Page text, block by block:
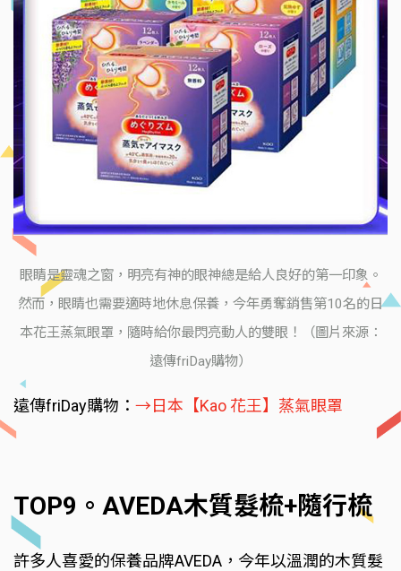
眼睛是靈魂之窗，明亮有神的眼神總是給人良好的第一印象。
然而，眼睛也需要適時地休息保養，今年勇奪銷售第10名的日
本花王蒸氣眼罩，隨時給你最閃亮動人的雙眼！（圖片來源：
遠傳friDay購物）
遠傳friDay購物： →日本【Kao 花王】蒸氣眼罩
TOP9。AVEDA木質髮梳+隨行梳
許多人喜愛的保養品牌AVEDA，今年以溫潤的木質髮